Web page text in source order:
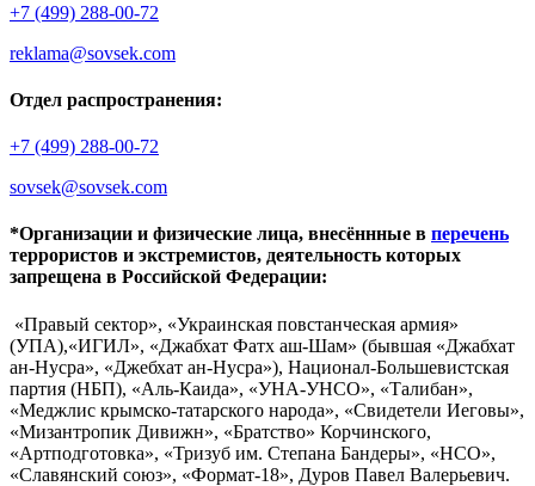
+7 (499) 288-00-72
reklama@sovsek.com
Отдел распространения:
+7 (499) 288-00-72
sovsek@sovsek.com
*Организации и физические лица, внесённные в перечень
террористов и экстремистов, деятельность которых
запрещена в Российской Федерации:
«Правый сектор», «Украинская повстанческая армия»
(УПА),«ИГИЛ», «Джабхат Фатх аш-Шам» (бывшая «Джабхат
ан-Нусра», «Джебхат ан-Нусра»), Национал-Большевистская
партия (НБП), «Аль-Каида», «УНА-УНСО», «Талибан»,
«Меджлис крымско-татарского народа», «Свидетели Иеговы»,
«Мизантропик Дивижн», «Братство» Корчинского,
«Артподготовка», «Тризуб им. Степана Бандеры», «НСО»,
«Славянский союз», «Формат-18», Дуров Павел Валерьевич.